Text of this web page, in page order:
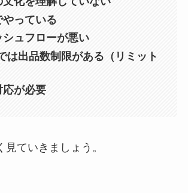
やっている
シュフローが悪い
は出品数制限がある（リミット
応が必要
見ていきましょう。